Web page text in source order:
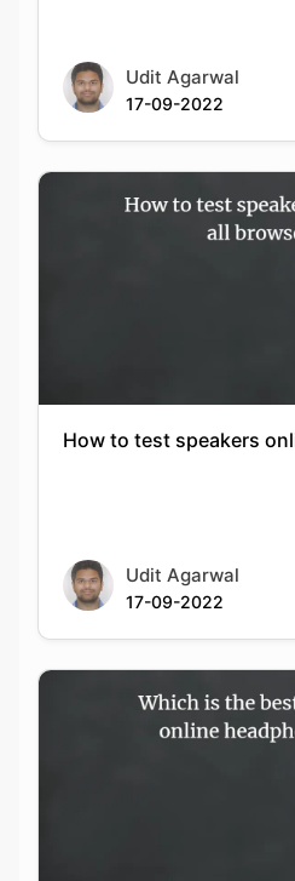
Udit Agarwal
17-09-2022
How to test speakers
Udit Agarwal
17-09-2022